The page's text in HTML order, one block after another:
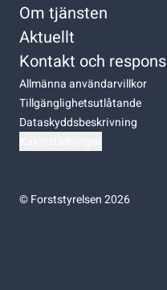
Om tjänsten
Aktuellt
Kontakt och respons
Allmänna användarvillkor
Tillgänglighetsutlåtande
Dataskyddsbeskrivning
©Forststyrelsen 2026